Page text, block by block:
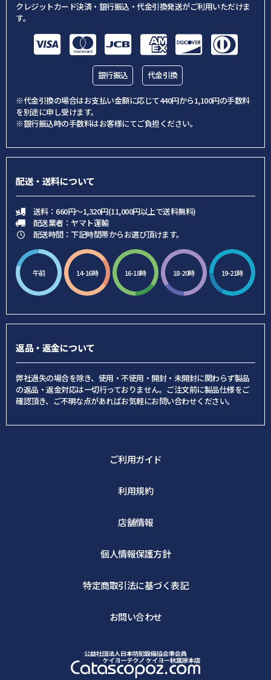
クレジットカード決済・銀行振込・代金引換発送がご利用いただけま
す。
銀行振込 代金引換
※代金引換の場合はお支払い金額に応じて440円から1,100円の手数料
を別途に申し受けます。
※銀行振込時の手数料はお客様にてご負担ください。
配送・送料について
送料：660円～1,320円(11,000円以上で送料無料)
配送業者：ヤマト運輸
配送時間：下記時間帯からお選び頂けます。
午前 14-16時 16-18時 18-20時 19-21時
返品・返金について
弊社過失の場合を除き、使用・不使用・開封・未開封に関わらず製品
の返品・返金対応は一切行っておりません。ご注文前に製品仕様をご
確認頂き、ご不明な点があればお気軽にお問い合わせください。
ご利用ガイド
利用規約
店舗情報
個人情報保護方針
特定商取引法に基づく表記
お問い合わせ